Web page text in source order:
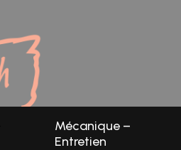
Mécanique –
Entretien